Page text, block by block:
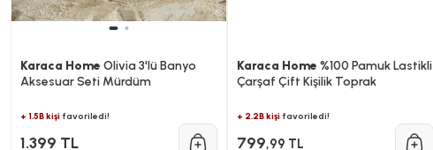
Karaca Home Olivia 3'lü Banyo
Aksesuar Seti Mürdüm
+ 1.5B kişifavoriledi!
1.399 TL
Karaca Home %100 Pamuk Lastikli
Çarşaf Çift Kişilik Toprak
+ 2.2B kişifavoriledi!
799,99 TL